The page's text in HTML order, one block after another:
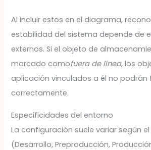
Al incluir estos en el diagrama,
estabilidad del sistema depende de
externos. Si el objeto de
marcado comofuera de línea, los
aplicación vinculados a él no podrán
correctamente.
Especificidades del entorno
La configuración suele variar según
(Desarrollo, Preproducción,